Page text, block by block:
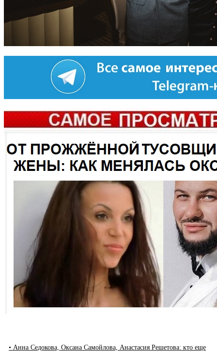
• Анна Седокова, Оксана Самойлова, Анастасия Решетова: кто еще